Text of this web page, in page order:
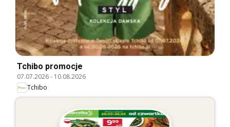
Tchibo promocje
07.07.2026- 10.08.2026
Tchibo